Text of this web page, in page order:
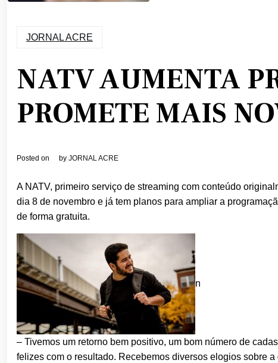
JORNAL ACRE
NATV AUMENTA
PROMETE MAIS
Posted on by JORNAL ACRE
A NATV, primeiro serviço de streaming com conteúdo
dia 8 de novembro e já tem planos para ampliar a
de forma gratuita.
n
– Tivemos um retorno bem positivo, um bom número de
felizes com o resultado. Recebemos diversos elogios sobre